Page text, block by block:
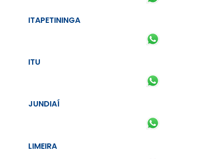
ITAPETININGA
ITU
JUNDIAÍ
LIMEIRA